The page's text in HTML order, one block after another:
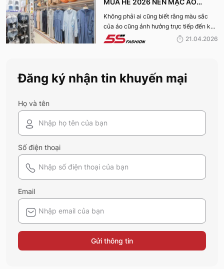
MÙA HÈ 2026 NÊN MẶC ÁO
CHỐNG NẮNG MÀU GÌ ĐỂ BẢO VỆ
DA TỐT NHẤT?
Không phải ai cũng biết rằng màu sắc
của áo cũng ảnh hưởng trực tiếp đến khả
năng bảo vệ da. Vậy mùa hè này nên
của 5S Fashion dưới đây.
21.04.2026
Đăng ký nhận tin khuyến mại
Họ và tên
Số điện thoại
Email
Gửi thông tin